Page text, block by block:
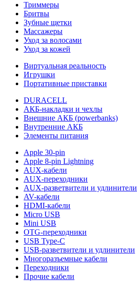
Триммеры
Бритвы
Зубные щетки
Массажеры
Уход за волосами
Уход за кожей
Виртуальная реальность
Игрушки
Портативные приставки
DURACELL
АКБ-накладки и чехлы
Внешние АКБ (powerbanks)
Внутренние АКБ
Элементы питания
Apple 30-pin
Apple 8-pin Lightning
AUX-кабели
AUX-переходники
AUX-разветвители и удлинители
AV-кабели
HDMI-кабели
Micro USB
Mini USB
OTG-переходники
USB Type-C
USB-разветвители и удлинители
Многоразъемные кабели
Переходники
Прочие кабели